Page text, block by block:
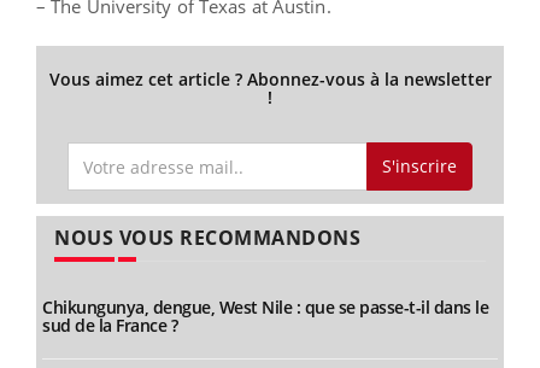
– The University of Texas at Austin.
Vous aimez cet article ? Abonnez-vous à la newsletter
!
S'inscrire
NOUS VOUS RECOMMANDONS
Chikungunya, dengue, West Nile : que se passe-t-il dans le
sud de la France ?